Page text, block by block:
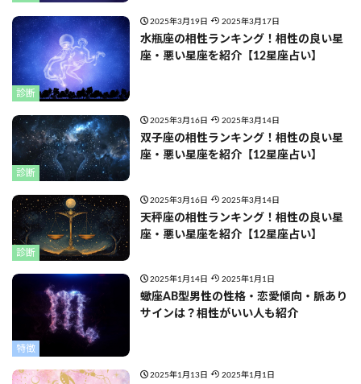
診断
2025年3月19日 2025年3月17日
水瓶座の相性ランキング！相性の良い星
座・悪い星座を紹介【12星座占い】
診断
2025年3月16日 2025年3月14日
双子座の相性ランキング！相性の良い星
座・悪い星座を紹介【12星座占い】
診断
2025年3月16日 2025年3月14日
天秤座の相性ランキング！相性の良い星
座・悪い星座を紹介【12星座占い】
特徴
2025年1月14日 2025年1月1日
蠍座AB型男性の性格・恋愛傾向・脈あり
サインは？相性がいい人も紹介
2025年1月13日 2025年1月1日